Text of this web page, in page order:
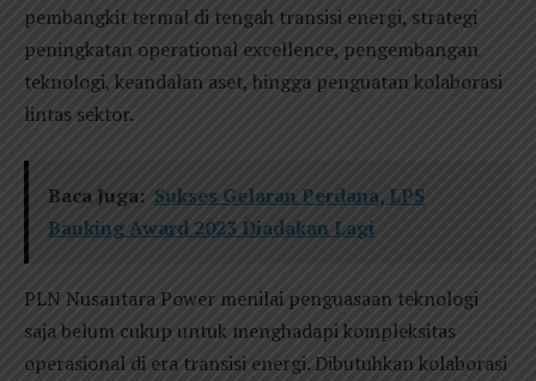
pembangkit termal di tengah transisi energi, strategi
peningkatan operational excellence, pengembangan
teknologi, keandalan aset, hingga penguatan kolaborasi
lintas sektor.
Baca Juga: Sukses Gelaran Perdana, LPS
Banking Award 2023 Diadakan Lagi
PLN Nusantara Power menilai penguasaan teknologi
saja belum cukup untuk menghadapi kompleksitas
operasional di era transisi energi. Dibutuhkan kolaborasi